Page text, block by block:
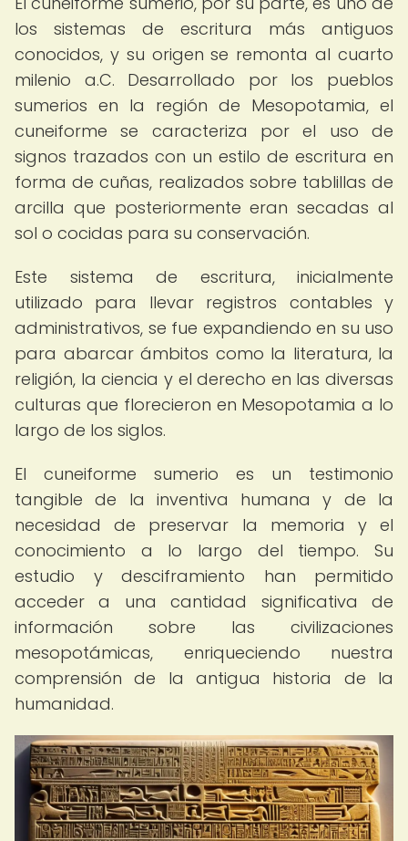
los sistemas de escritura más antiguos
conocidos, y su origen se remonta al cuarto
milenio a.C. Desarrollado por los pueblos
sumerios en la región de Mesopotamia, el
cuneiforme se caracteriza por el uso de
signos trazados con un estilo de escritura en
forma de cuñas, realizados sobre tablillas de
arcilla que posteriormente eran secadas al
sol o cocidas para su conservación.
Este sistema de escritura, inicialmente
utilizado para llevar registros contables y
administrativos, se fue expandiendo en su uso
para abarcar ámbitos como la literatura, la
religión, la ciencia y el derecho en las diversas
culturas que florecieron en Mesopotamia a lo
largo de los siglos.
El cuneiforme sumerio es un testimonio
tangible de la inventiva humana y de la
necesidad de preservar la memoria y el
conocimiento a lo largo del tiempo. Su
estudio y desciframiento han permitido
acceder a una cantidad significativa de
información sobre las civilizaciones
mesopotámicas, enriqueciendo nuestra
comprensión de la antigua historia de la
humanidad.